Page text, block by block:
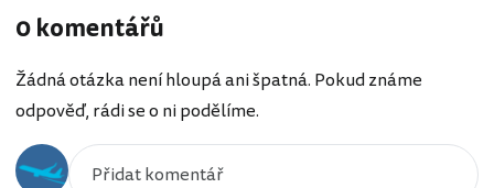
0 komentářů
Žádná otázka není hloupá ani špatná. Pokud známe
odpověď, rádi se o ni podělíme.